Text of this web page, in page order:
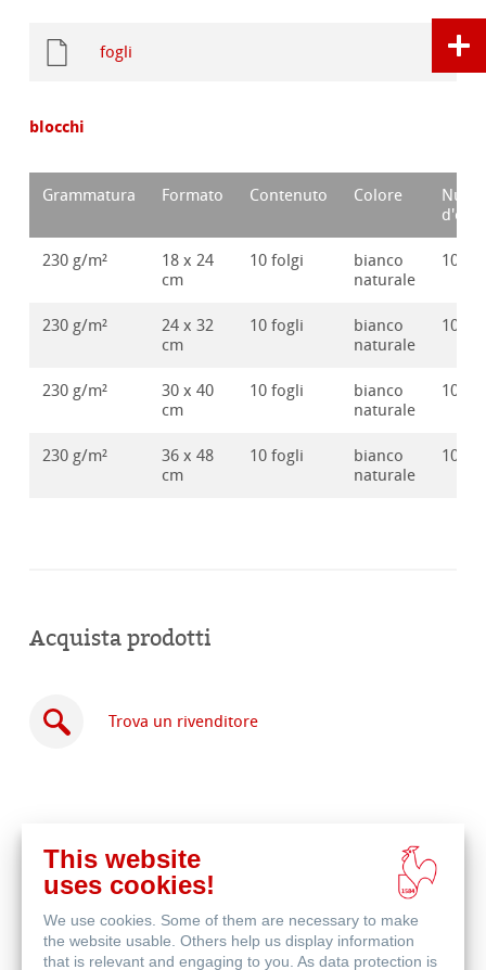
fogli
blocchi
Grammatura Formato Contenuto Colore
230 g/m²
18 x 24
cm
10 folgi
bianco
naturale
230 g/m²
24 x 32
cm
10 fogli
bianco
naturale
230 g/m²
30 x 40
cm
10 fogli
bianco
naturale
230 g/m²
36 x 48
cm
10 fogli
bianco
naturale
Acquista prodotti
Trova un rivenditore
Acquista
online
This website
uses cookies!
We use cookies. Some of them are necessary to make
the website usable. Others help us display information
that is relevant and engaging to you. As data protection is